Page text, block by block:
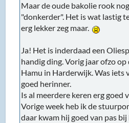
Maar de oude bakolie rook
"donkerder". Het is wat lastig
erg lekker zeg maar.
Ja! Het is inderdaad een
handig ding. Vorig jaar ofzo
Hamu in Harderwijk. Was iets
goed herinner.
Is al meerdere keren erg goed
Vorige week heb ik de
daar kwam hij goed van pas